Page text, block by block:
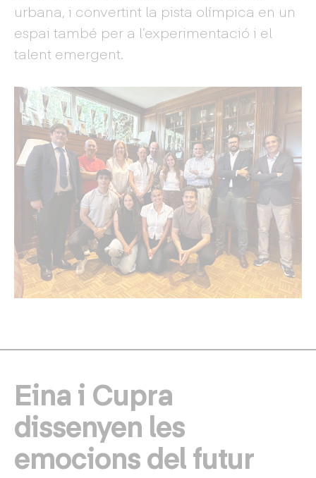
urbana, i convertint la pista olímpica en un
espai també per a l’experimentació i el
talent emergent.
Eina i Cupra
dissenyen les
emocions del futur